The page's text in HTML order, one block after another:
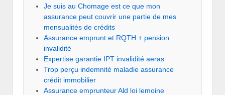
Je suis au Chomage est ce que mon
assurance peut couvrir une partie de mes
mensualités de crédits
Assurance emprunt et RQTH + pension
invalidité
Expertise garantie IPT invalidité aeras
Trop perçu indemnité maladie assurance
crédit immobilier
Assurance emprunteur Ald loi lemoine